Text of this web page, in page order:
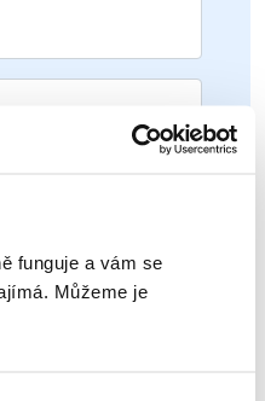
funguje a vám se
Můžeme je
ODESLAT